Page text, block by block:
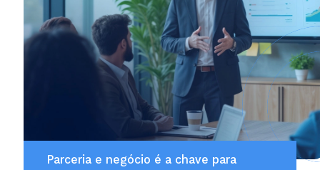
Parceria e negócio é a chave para